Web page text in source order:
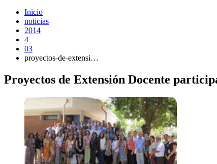
Inicio
noticias
2014
4
03
proyectos-de-extensi…
Proyectos de Extensión Docente